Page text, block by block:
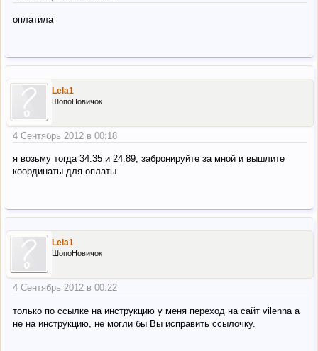
оплатила
Lela1
ШопоНовичок
4 Сентябрь 2012 в 00:18
я возьму тогда 34.35 и 24.89, забронируйте за мной и вышлите
координаты для оплаты
Lela1
ШопоНовичок
4 Сентябрь 2012 в 00:22
только по ссылке на инструкцию у меня переход на сайт vilenna а
не на инструкцию, не могли бы Вы исправить ссылочку.